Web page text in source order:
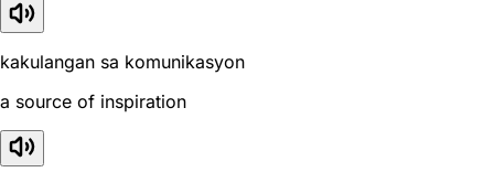
kakulangan sa komunikasyon
a source of inspiration